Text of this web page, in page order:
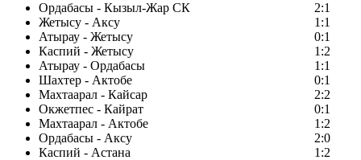
Ордабасы - Кызыл-Жар СК
2:1
Жетысу - Аксу
1:1
Атырау - Жетысу
0:1
Каспий - Жетысу
1:2
Атырау - Ордабасы
1:1
Шахтер - Актобе
0:1
Махтаарал - Кайсар
2:2
Окжетпес - Кайрат
0:1
Махтаарал - Актобе
1:2
Ордабасы - Аксу
2:0
Каспий - Астана
1:2